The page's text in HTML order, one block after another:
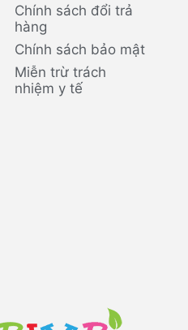
Chính sách đổi trả
hàng
Chính sách bảo mật
Miễn trừ trách
nhiệm y tế